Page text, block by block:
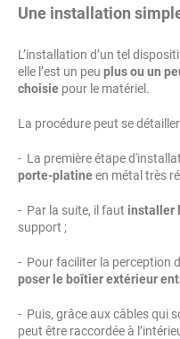
Une installation
L’installation d’un tel
elle l’est un peu plus ou un
choisie pour le matériel.
La procédure peut se
- La première étape
porte-platineen métal très
- Par la suite, il faut installer
support ;
- Pour faciliter la perception
poser le boîtier extérieur
- Puis, grâce aux câbles qui
peut être raccordée à